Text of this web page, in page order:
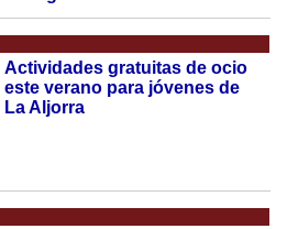
Actividades gratuitas de ocio
este verano para jóvenes de
La Aljorra